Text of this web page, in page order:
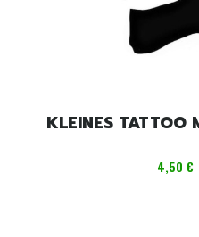
KLEINES TATTOO
Preis
4,50 €